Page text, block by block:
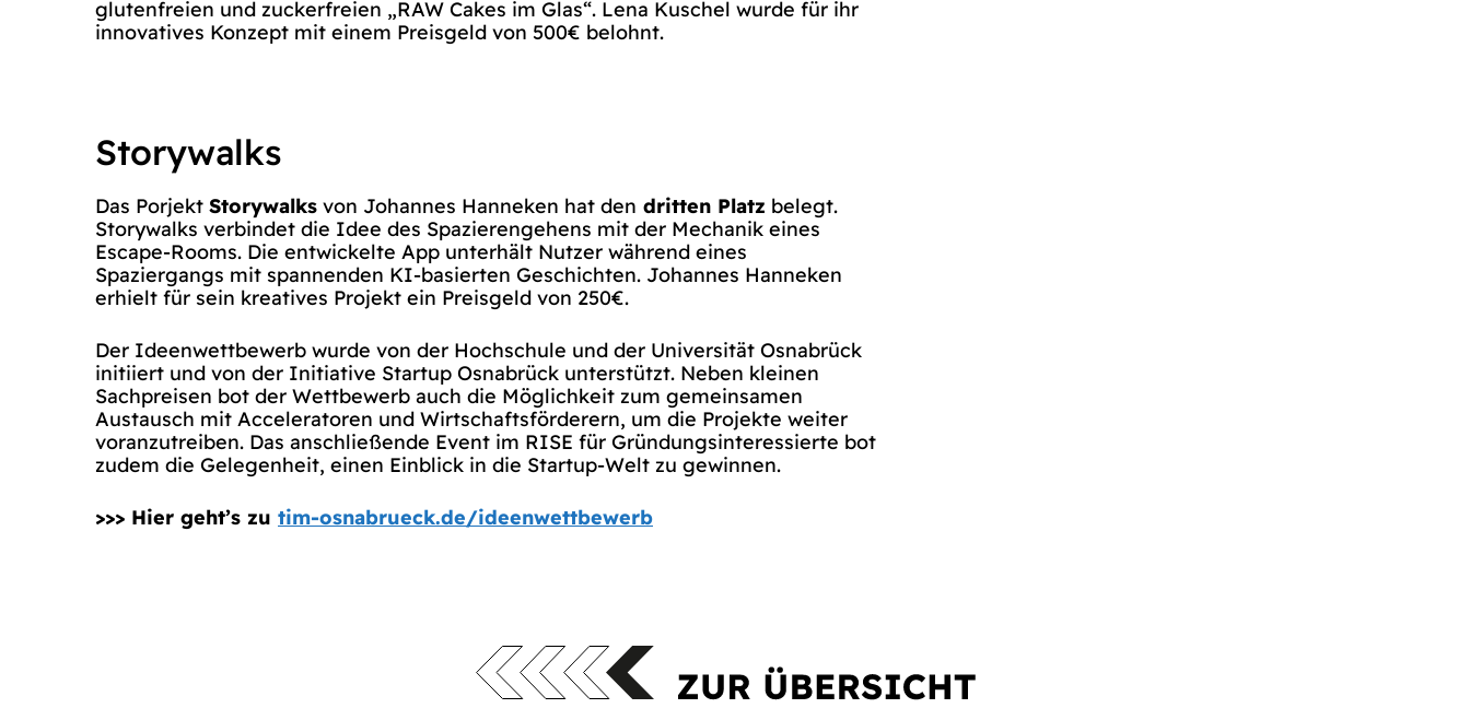
glutenfreien und zuckerfreien „RAW Cakes im Glas“. Lena Kuschel wurde für ihr
innovatives Konzept mit einem Preisgeld von 500€ belohnt.
Storywalks
Das Porjekt Storywalks von Johannes Hanneken hat den dritten Platz belegt.
Storywalks verbindet die Idee des Spazierengehens mit der Mechanik eines
Escape-Rooms. Die entwickelte App unterhält Nutzer während eines
Spaziergangs mit spannenden KI-basierten Geschichten. Johannes Hanneken
erhielt für sein kreatives Projekt ein Preisgeld von 250€.
Der Ideenwettbewerb wurde von der Hochschule und der Universität Osnabrück
initiiert und von der Initiative Startup Osnabrück unterstützt. Neben kleinen
Sachpreisen bot der Wettbewerb auch die Möglichkeit zum gemeinsamen
Austausch mit Acceleratoren und Wirtschaftsförderern, um die Projekte weiter
voranzutreiben. Das anschließende Event im RISE für Gründungsinteressierte bot
zudem die Gelegenheit, einen Einblick in die Startup-Welt zu gewinnen.
>>> Hier geht’s zu tim-osnabrueck.de/ideenwettbewerb